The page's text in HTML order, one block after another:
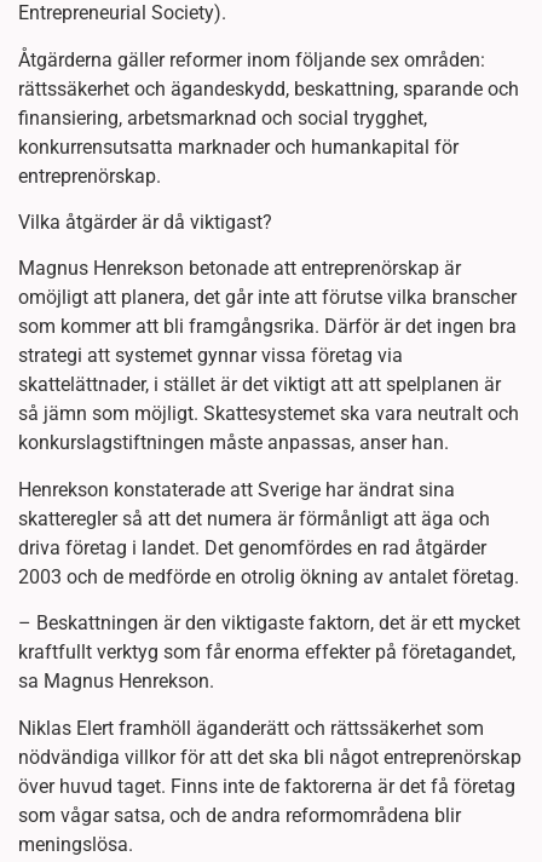
Entrepreneurial Society).
Åtgärderna gäller reformer inom följande sex områden:
rättssäkerhet och ägandeskydd, beskattning, sparande och
finansiering, arbetsmarknad och social trygghet,
konkurrensutsatta marknader och humankapital för
entreprenörskap.
Vilka åtgärder är då viktigast?
Magnus Henrekson betonade att entreprenörskap är
omöjligt att planera, det går inte att förutse vilka branscher
som kommer att bli framgångsrika. Därför är det ingen bra
strategi att systemet gynnar vissa företag via
skattelättnader, i stället är det viktigt att att spelplanen är
så jämn som möjligt. Skattesystemet ska vara neutralt och
konkurslagstiftningen måste anpassas, anser han.
Henrekson konstaterade att Sverige har ändrat sina
skatteregler så att det numera är förmånligt att äga och
driva företag i landet. Det genomfördes en rad åtgärder
2003 och de medförde en otrolig ökning av antalet företag.
– Beskattningen är den viktigaste faktorn, det är ett mycket
kraftfullt verktyg som får enorma effekter på företagandet,
sa Magnus Henrekson.
Niklas Elert framhöll äganderätt och rättssäkerhet som
nödvändiga villkor för att det ska bli något entreprenörskap
över huvud taget. Finns inte de faktorerna är det få företag
som vågar satsa, och de andra reformområdena blir
meningslösa.